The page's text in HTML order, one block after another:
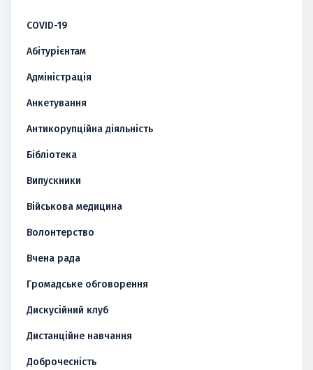
COVID-19
Абітурієнтам
Адміністрація
Анкетування
Антикорупційна діяльність
Бібліотека
Випускники
Військова медицина
Волонтерство
Вчена рада
Громадське обговорення
Дискусійний клуб
Дистанційне навчання
Доброчесність